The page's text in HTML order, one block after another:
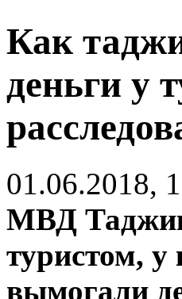
Как
деньги у
01.06.2018,
МВД
туристом, у
вымогали